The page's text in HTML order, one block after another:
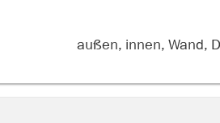
außen, innen, Wand,